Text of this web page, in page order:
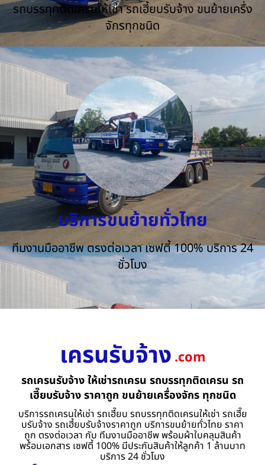
รถบรรทุกติดเครนให้เช่า รถเฮี้ยบรับจ้าง ขนย้ายเครื่ง
จักรทุกชนิด
บริการขนย้ายทั่วไทย
ทีมงานมืออาชีพ ตรงต่อเวลา เซฟตี้ 100% บริการ 24
ชั่วโมง
เครนรับจ้าง .com
รถเครนรับจ้าง ให้เช่ารถเครน รถบรรทุกติดเครน รถ
เฮี๊ยบรับจ้าง ราคาถูก ขนย้ายเครื่องจักร ทุกชนิด
บริการรถเครนให้เช่า รถเฮี๊ยบ รถบรรทุกติดเครนให้เช่า รถเฮี๊ย
บรับจ้าง รถเฮี้ยบรับจ้างราคาถูก บริการขนย้ายทั่วไทย ราคา
ถูก ตรงต่อเวลา กับ ทีมงานมืออาชีพ พร้อมผ้าใบคลุมสินค้า
พร้อมเอกสาร เซฟตี้ 100% มีประกันสินค้าให้ลูกค้า 1 ล้านบาท
บริการ 24 ชั่วโมง